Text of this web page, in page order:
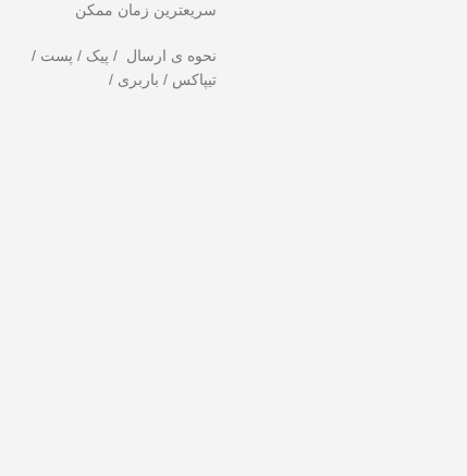
سریعترین زمان ممکن
نحوه ی ارسال / پیک / پست /
تیپاکس / باربری /